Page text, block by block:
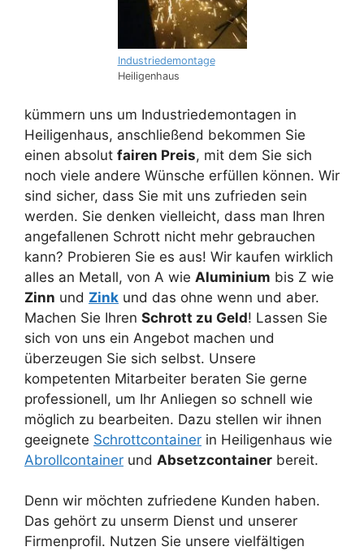
Industriedemontage
Heiligenhaus
kümmern uns um Industriedemontagen in
Heiligenhaus, anschließend bekommen Sie
einen absolut fairen Preis, mit dem Sie sich
noch viele andere Wünsche erfüllen können. Wir
sind sicher, dass Sie mit uns zufrieden sein
werden. Sie denken vielleicht, dass man Ihren
angefallenen Schrott nicht mehr gebrauchen
kann? Probieren Sie es aus! Wir kaufen wirklich
alles an Metall, von A wie Aluminium bis Z wie
Zinn und Zink und das ohne wenn und aber.
Machen Sie Ihren Schrott zu Geld! Lassen Sie
sich von uns ein Angebot machen und
überzeugen Sie sich selbst. Unsere
kompetenten Mitarbeiter beraten Sie gerne
professionell, um Ihr Anliegen so schnell wie
möglich zu bearbeiten. Dazu stellen wir ihnen
geeignete Schrottcontainer in Heiligenhaus wie
Abrollcontainer und Absetzcontainer bereit.
Denn wir möchten zufriedene Kunden haben.
Das gehört zu unserm Dienst und unserer
Firmenprofil. Nutzen Sie unsere vielfältigen